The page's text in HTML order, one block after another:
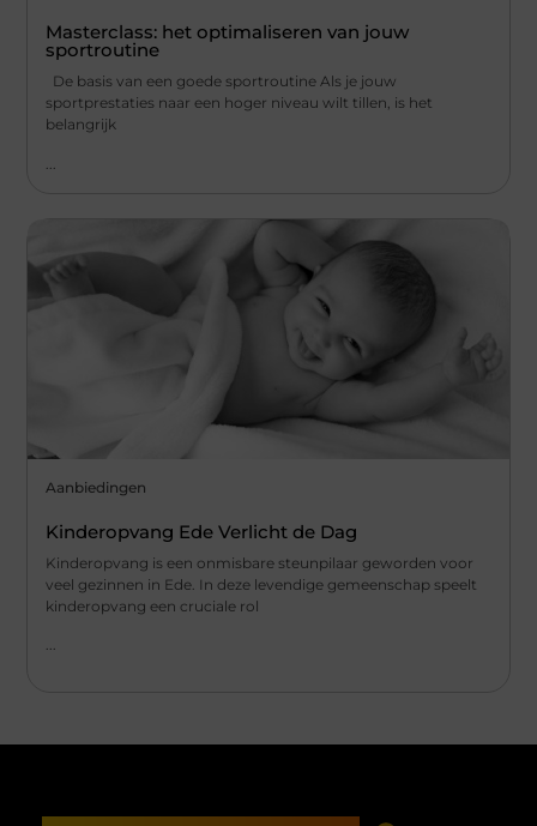
Masterclass: het optimaliseren van jouw
sportroutine
De basis van een goede sportroutine Als je jouw
sportprestaties naar een hoger niveau wilt tillen, is het
belangrijk
Aanbiedingen
Kinderopvang Ede Verlicht de Dag
Kinderopvang is een onmisbare steunpilaar geworden voor
veel gezinnen in Ede. In deze levendige gemeenschap speelt
kinderopvang een cruciale rol
...